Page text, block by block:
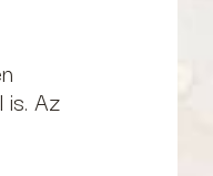
is. Az